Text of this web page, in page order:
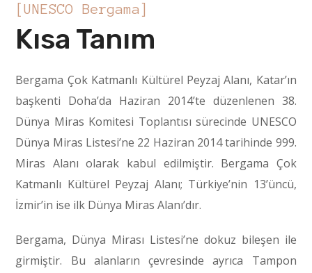
[UNESCO Bergama]
Kısa Tanım
Bergama Çok Katmanlı Kültürel Peyzaj Alanı, Katar’ın
başkenti Doha’da Haziran 2014’te düzenlenen 38.
Dünya Miras Komitesi Toplantısı sürecinde UNESCO
Dünya Miras Listesi’ne 22 Haziran 2014 tarihinde 999.
Miras Alanı olarak kabul edilmiştir. Bergama Çok
Katmanlı Kültürel Peyzaj Alanı; Türkiye’nin 13’üncü,
İzmir’in ise ilk Dünya Miras Alanı’dır.
Bergama, Dünya Mirası Listesi’ne dokuz bileşen ile
girmiştir. Bu alanların çevresinde ayrıca Tampon